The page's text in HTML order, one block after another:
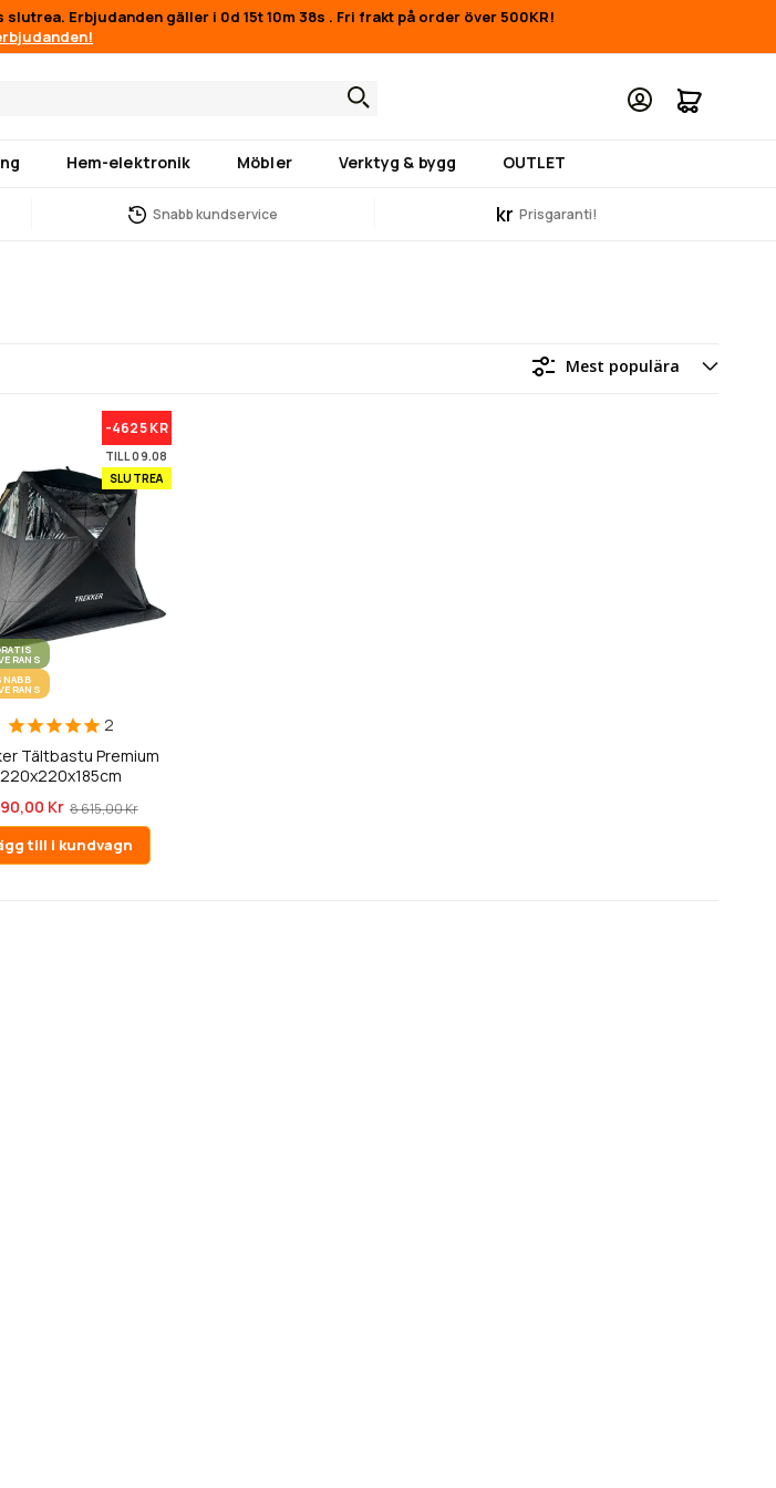
Erbjudanden gäller i 0d 15t 10m 38s . Fri frakt på order över 500KR!
Min
Hem-elektronik Möbler Verktyg & bygg OUTLET
Snabb kundservice kr Prisgaranti!
-4625 KR
TILL 09.08
SLUTREA
2
Tältbastu Premium
220x220x185cm
Kr 8 615,00 Kr
till i kundvagn